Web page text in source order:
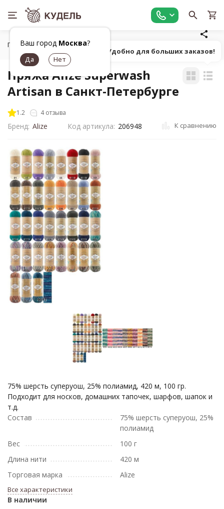
Ваш город Москва?
Главная Все для вязания
Пряжа Alize Superwash
Artisan в Санкт-Петербурге
1.2 4 отзыва
Бренд: Alize Код артикула: 206948 К сравнению
75% шерсть суперуош, 25% полиамид, 420 м, 100 гр.
Подходит для носков, домашних тапочек, шарфов, шапок и
т.д.
Состав
75% шерсть суперуош, 25%
полиамид
Вес
100 г
Длина нити
420 м
Торговая марка
Alize
Все характеристики
В наличии
Попробуй! Удобно для больших заказов!